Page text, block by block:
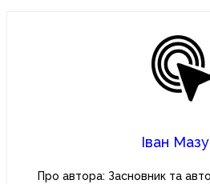
Іван
Про автора: Засновник та